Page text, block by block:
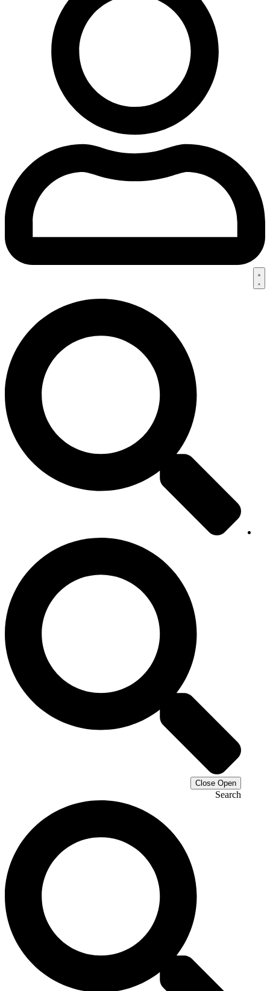
Close Open
Search